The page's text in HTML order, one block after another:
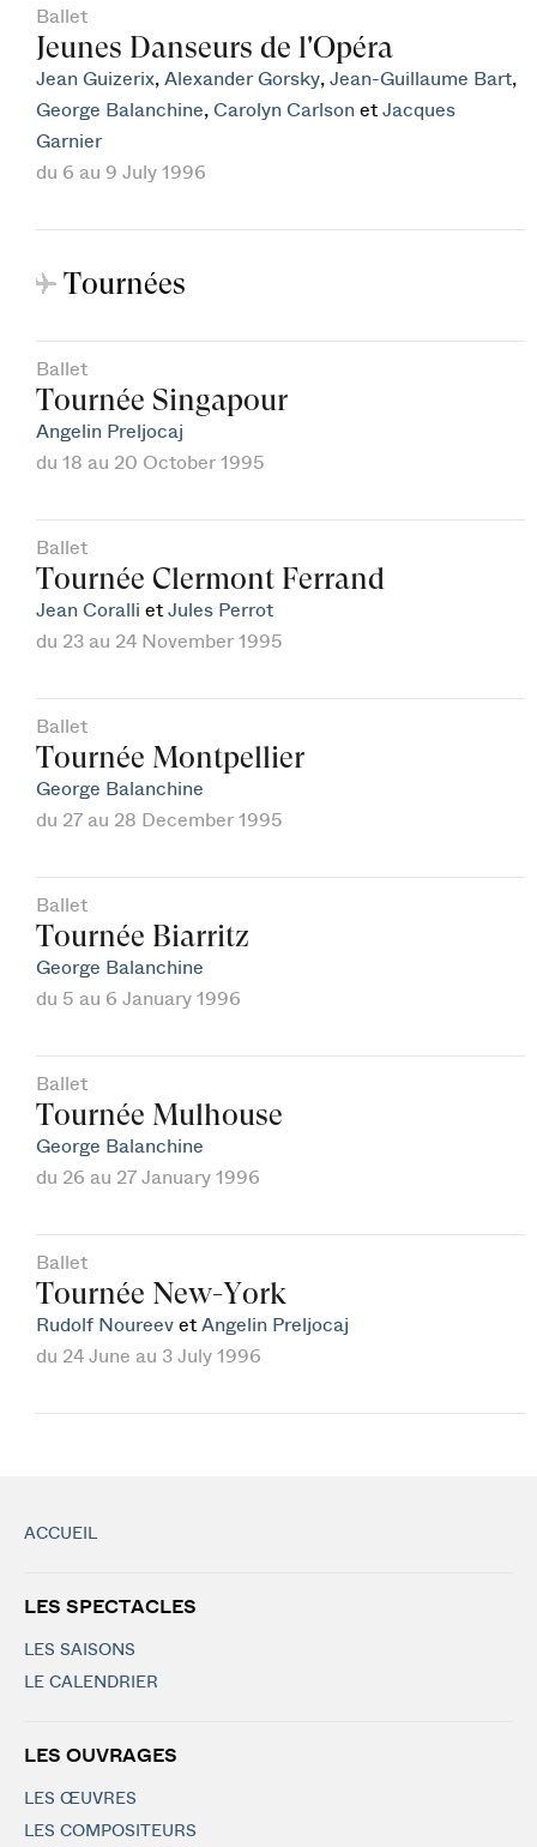
Ballet
Jeunes Danseurs de l'Opéra
Jean Guizerix, Alexander Gorsky, Jean-Guillaume Bart,
George Balanchine, Carolyn Carlson et Jacques
Garnier
du 6 au 9 July 1996
Tournées
Ballet
Tournée Singapour
Angelin Preljocaj
du 18 au 20 October 1995
Ballet
Tournée Clermont Ferrand
Jean Coralli et Jules Perrot
du 23 au 24 November 1995
Ballet
Tournée Montpellier
George Balanchine
du 27 au 28 December 1995
Ballet
Tournée Biarritz
George Balanchine
du 5 au 6 January 1996
Ballet
Tournée Mulhouse
George Balanchine
du 26 au 27 January 1996
Ballet
Tournée New-York
Rudolf Noureev et Angelin Preljocaj
du 24 June au 3 July 1996
ACCUEIL
LES SPECTACLES
LES SAISONS
LE CALENDRIER
LES OUVRAGES
LES ŒUVRES
LES COMPOSITEURS